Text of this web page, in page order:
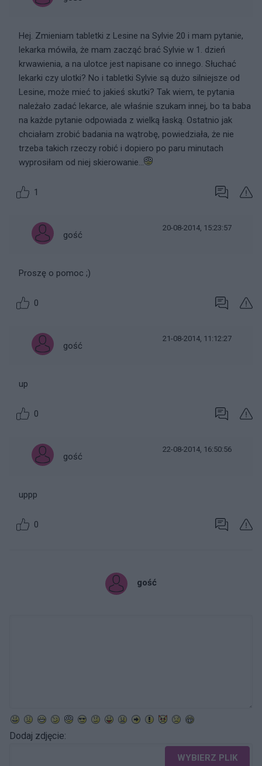
Hej. Zmieniam tabletki z Lesine na Sylvie 20 i mam pytanie,
lekarka mówiła, że mam zacząć brać Sylvie w 1. dzień
krwawienia, a na ulotce jest napisane co innego. Słuchać
lekarki czy ulotki? No i tabletki Sylvie są dużo silniejsze od
Lesine, może mieć to jakieś skutki? Tak wiem, te pytania
należało zadać lekarce, ale właśnie szukam innej, bo ta baba
na każde pytanie odpowiada z wielką łaską. Ostatnio jak
chciałam zrobić badania na wątrobę, powiedziała, że nie
trzeba takich rzeczy robić i dopiero po paru minutach
wyprosiłam od niej skierowanie...
1
gość
20-08-2014, 15:23:57
Proszę o pomoc ;)
0
gość
21-08-2014, 11:12:27
up
0
gość
22-08-2014, 16:50:56
uppp
0
gość
Dodaj zdjęcie:
WYBIERZ PLIK